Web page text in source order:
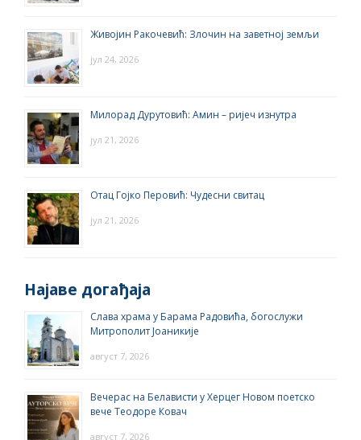
Живојин Ракочевић: Злочин на заветној земљи
јул 24, 2026
Милорад Дурутовић: Амин – ријеч изнутра
јул 21, 2026
Отац Гојко Перовић: Чудесни свитац
јул 21, 2026
Најаве догађаја
Слава храма у Барама Радовића, богослужи
Митрополит Јоаникије
август 7, 2026
Вечерас на Белависти у Херцег Новом поетско
вече Теодоре Ковач
август 7, 2026